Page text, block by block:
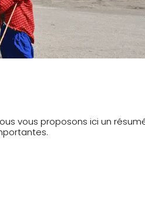
vous proposons ici un